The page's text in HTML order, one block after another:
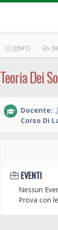
[I]NFO
Teoria Dei
Docente:
Corso Di
EVENTI
Nessun
Prova con le